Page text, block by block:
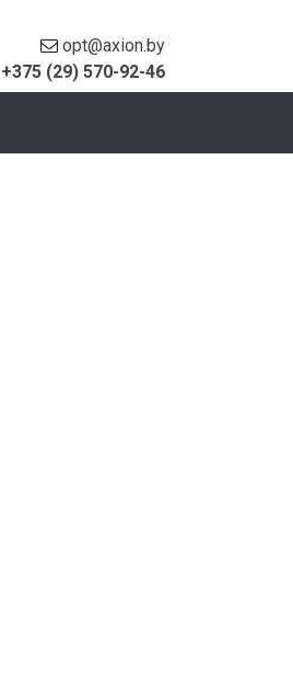
opt@axion.by
+375 (29) 570-92-46